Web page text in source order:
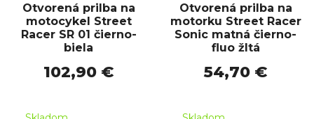
Otvorená prilba na
motocykel Street
Racer SR 01 čierno-
biela
102,90 €
Otvorená prilba na
motorku Street Racer
Sonic matná čierno-
fluo žltá
54,70 €